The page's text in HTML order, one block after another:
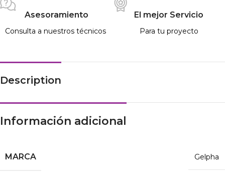
Asesoramiento
Consulta a nuestros técnicos
El mejor Servicio
Para tu proyecto
Description
Información adicional
MARCA Gelpha